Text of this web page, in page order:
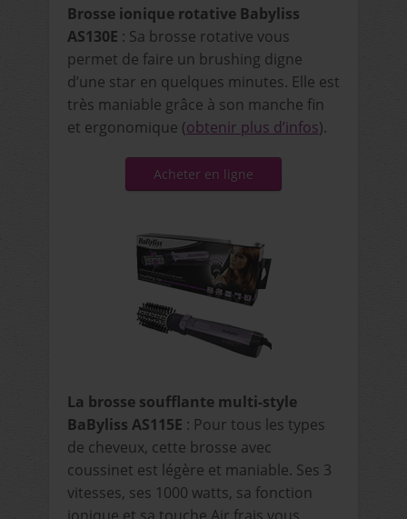
Brosse ionique rotative Babyliss
AS130E : Sa brosse rotative vous
permet de faire un brushing digne
d’une star en quelques minutes. Elle est
très maniable grâce à son manche fin
et ergonomique (obtenir plus d’infos).
Acheter en ligne
La brosse soufflante multi-style
BaByliss AS115E : Pour tous les types
de cheveux, cette brosse avec
coussinet est légère et maniable. Ses 3
vitesses, ses 1000 watts, sa fonction
ionique et sa touche Air frais vous